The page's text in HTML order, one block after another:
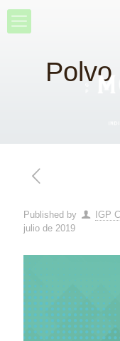
Published by IGP
julio de 2019